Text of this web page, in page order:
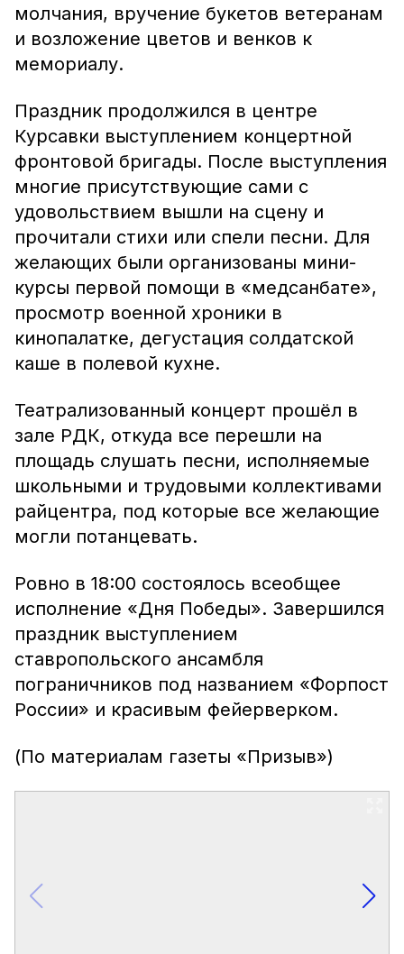
молчания, вручение букетов ветеранам
и возложение цветов и венков к
мемориалу.
Праздник продолжился в центре
Курсавки выступлением концертной
фронтовой бригады. После выступления
многие присутствующие сами с
удовольствием вышли на сцену и
прочитали стихи или спели песни. Для
желающих были организованы мини-
курсы первой помощи в «медсанбате»,
просмотр военной хроники в
кинопалатке, дегустация солдатской
каше в полевой кухне.
Театрализованный концерт прошёл в
зале РДК, откуда все перешли на
площадь слушать песни, исполняемые
школьными и трудовыми коллективами
райцентра, под которые все желающие
могли потанцевать.
Ровно в 18:00 состоялось всеобщее
исполнение «Дня Победы». Завершился
праздник выступлением
ставропольского ансамбля
пограничников под названием «Форпост
России» и красивым фейерверком.
(По материалам газеты «Призыв»)